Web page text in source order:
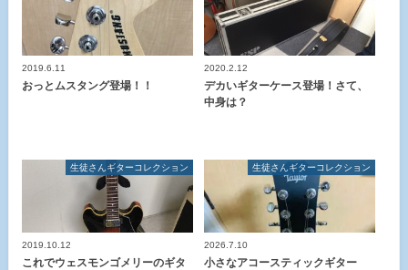
2019.6.11
おっとムスタング登場！！
2020.2.12
デカいギターケース登場！さて、
中身は？
生徒さんギターコレクション
2019.10.12
これでウェスモンゴメリーのギタ
生徒さんギターコレクション
2026.7.10
小さなアコースティックギター